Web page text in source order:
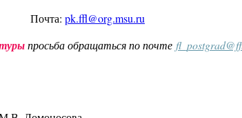
Почта: pk.ffl@org.msu.ru
просьба обращаться по почте